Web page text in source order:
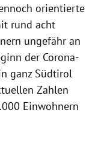
orientierte
rund acht
ungefähr an
der Corona-
ganz Südtirol
Zahlen
Einwohnern